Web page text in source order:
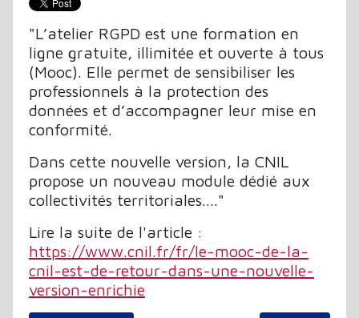
"L’atelier RGPD est une formation en
ligne gratuite, illimitée et ouverte à tous
(Mooc). Elle permet de sensibiliser les
professionnels à la protection des
données et d’accompagner leur mise en
conformité.
Dans cette nouvelle version, la CNIL
propose un nouveau module dédié aux
collectivités territoriales...."
Lire la suite de l'article :
https://www.cnil.fr/fr/le-mooc-de-la-
cnil-est-de-retour-dans-une-nouvelle-
version-enrichie